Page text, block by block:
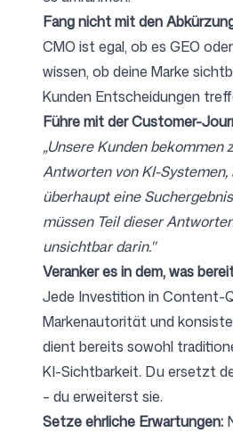
Fang nicht mit den
CMO ist egal, ob es GEO
wissen, ob deine Marke
Kunden Entscheidungen
Führe mit der Customer-
„Unsere Kunden bekommen
Antworten von KI-Systemen,
überhaupt eine
müssen Teil dieser
unsichtbar darin."
Veranker es in dem, was
Jede Investition in Content-
Markenautorität und
dient bereits sowohl
KI-Sichtbarkeit. Du ersetzt
– du erweiterst sie.
Setze ehrliche Erwartungen: